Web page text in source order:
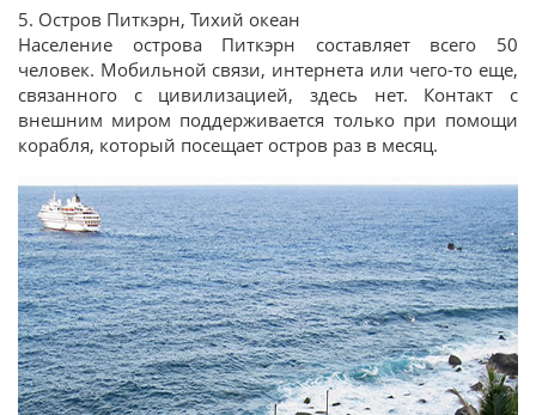
5. Остров Питкэрн, Тихий океан
Население острова Питкэрн составляет всего 50
человек. Мобильной связи, интернета или чего-то еще,
связанного с цивилизацией, здесь нет. Контакт с
внешним миром поддерживается только при помощи
корабля, который посещает остров раз в месяц.